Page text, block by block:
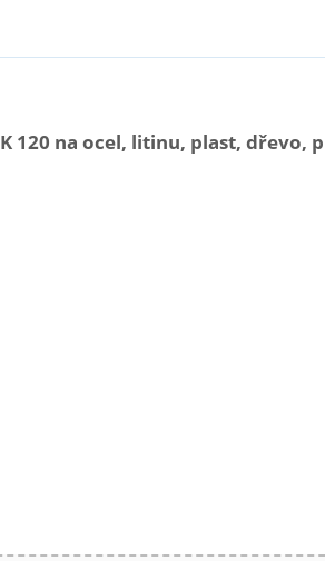
120 na ocel, litinu, plast, dřevo,